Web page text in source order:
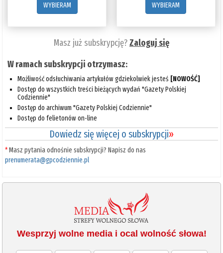
WYBIERAM
WYBIERAM
Masz już subskrypcję?Zaloguj się
W ramach subskrypcji otrzymasz:
Możliwość odsłuchiwania artykułów gdziekolwiek jesteś [NOWOŚĆ]
Dostęp do wszystkich treści bieżących wydań "Gazety Polskiej
Codziennie"
Dostęp do archiwum "Gazety Polskiej Codziennie"
Dostęp do felietonów on-line
Dowiedz się więcej o subskrypcji»
*Masz pytania odnośnie subskrypcji? Napisz do nas
prenumerata@gpcodziennie.pl
Wesprzyj wolne media i ocal wolność słowa!